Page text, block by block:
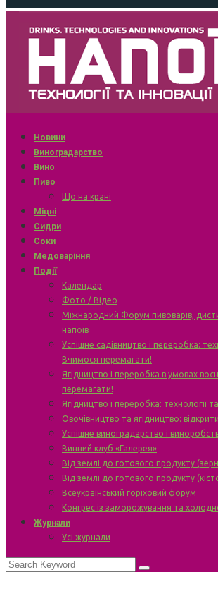
Новини
Виноградарство
Вино
Пиво
Що на крані
Міцні
Сидри
Соки
Медоваріння
Події
Календар
Фото / Відео
Міжнародний Форум пивоварів,
напоїв
Успішне садівництво і переробка:
Вчимося перемагати!
Ягідництво і переробка в умовах
перемагати!
Ягідництво і переробка: технології та
Овочівництво та ягідництво:
Успішне виноградарство і
Винний клуб «Галерея»
Від землі до готового продукту
Від землі до готового продукту
Всеукраїнський горіховий форум
Конгрес із заморожування та
Журнали
Усі журнали